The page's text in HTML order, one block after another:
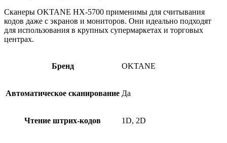
Сканеры OKTANE HX-5700 применимы для считывания
кодов даже с экранов и мониторов. Они идеально подходят
для использования в крупных супермаркетах и торговых
центрах.
Бренд OKTANE
Автоматическое сканирование Да
Чтение штрих-кодов 1D, 2D